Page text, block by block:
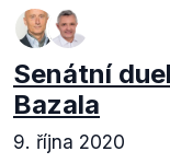
Senátní
Bazala
9. října 2020